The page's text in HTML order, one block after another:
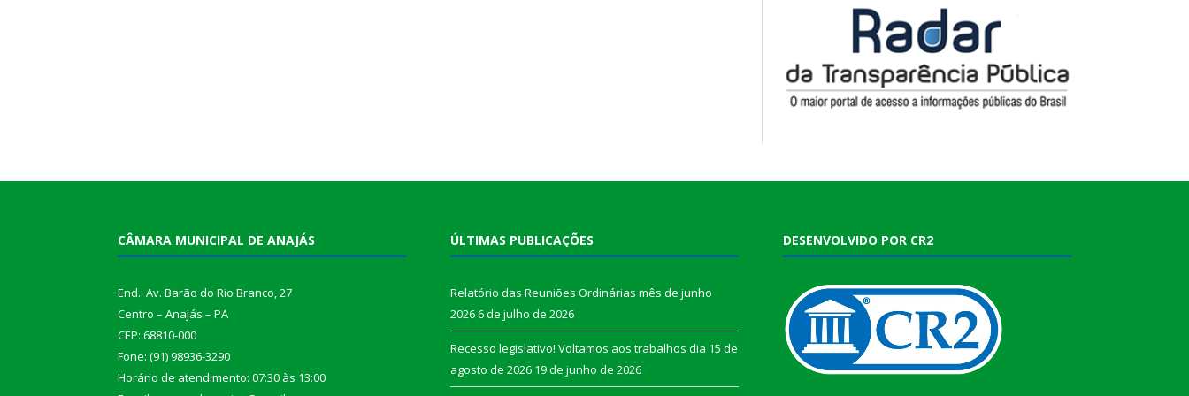
CÂMARA MUNICIPAL DE ANAJÁS
End.: Av. Barão do Rio Branco, 27
Centro – Anajás – PA
CEP: 68810-000
Fone: (91) 98936-3290
Horário de atendimento: 07:30 às 13:00
ÚLTIMAS PUBLICAÇÕES
Relatório das Reuniões Ordinárias mês de junho
20266 de julho de 2026
Recesso legislativo! Voltamos aos trabalhos dia 15 de
agosto de 2026 19 de junho de 2026
DESENVOLVIDO POR CR2